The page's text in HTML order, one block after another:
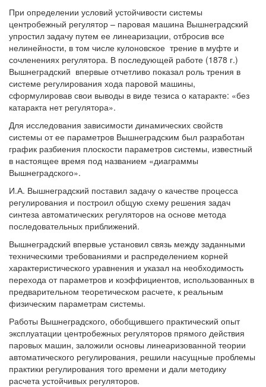
При определении условий устойчивости системы
центробежный регулятор – паровая машина Вышнеградский
упростил задачу путем ее линеаризации, отбросив все
нелинейности, в том числе кулоновское трение в муфте и
сочленениях регулятора. В последующей работе (1878 г.)
Вышнеградский впервые отчетливо показал роль трения в
системе регулирования хода паровой машины,
сформулировав свои выводы в виде тезиса о катаракте: «без
катаракта нет регулятора».
Для исследования зависимости динамических свойств
системы от ее параметров Вышнеградским был разработан
график разбиения плоскости параметров системы, известный
в настоящее время под названием «диаграммы
Вышнеградского».
И.А. Вышнеградский поставил задачу о качестве процесса
регулирования и построил общую схему решения задач
синтеза автоматических регуляторов на основе метода
последовательных приближений.
Вышнеградский впервые установил связь между заданными
техническими требованиями и распределением корней
характеристического уравнения и указал на необходимость
перехода от параметров и коэффициентов, использованных в
предварительном теоретическом расчете, к реальным
физическим параметрам системы.
Работы Вышнеградского, обобщившего практический опыт
эксплуатации центробежных регуляторов прямого действия
паровых машин, заложили основы линеаризованной теории
автоматического регулирования, решили насущные проблемы
практики регулирования того времени и дали методику
расчета устойчивых регуляторов.